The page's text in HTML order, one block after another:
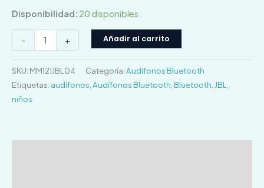
Disponibilidad: 20 disponibles
- + Añadir al carrito
SKU: MM121JBL04 Categoría:Audífonos Bluetooth
Etiquetas: audífonos Audífonos Bluetooth Bluetooth JBL
niños